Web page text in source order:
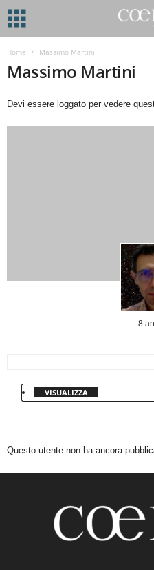
Home Massimo Martini
Massimo Martini
Devi essere loggato per vedere
8
VISUALIZZA
Questo utente non ha ancora